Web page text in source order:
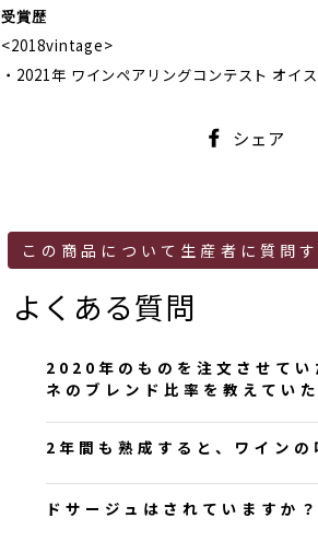
受賞歴
<2018vintage>
・2021年 ワインペアリングコンテスト オ
シェア
この商品について生産者に質問す
よくある質問
2020年のものを注文させて
ネのブレンド比率を教えてい
ご注文いただきありがとうご
2年間も熟成すると、ワイン
ご質問ありがとうございます。
ドサージュはされていますか？